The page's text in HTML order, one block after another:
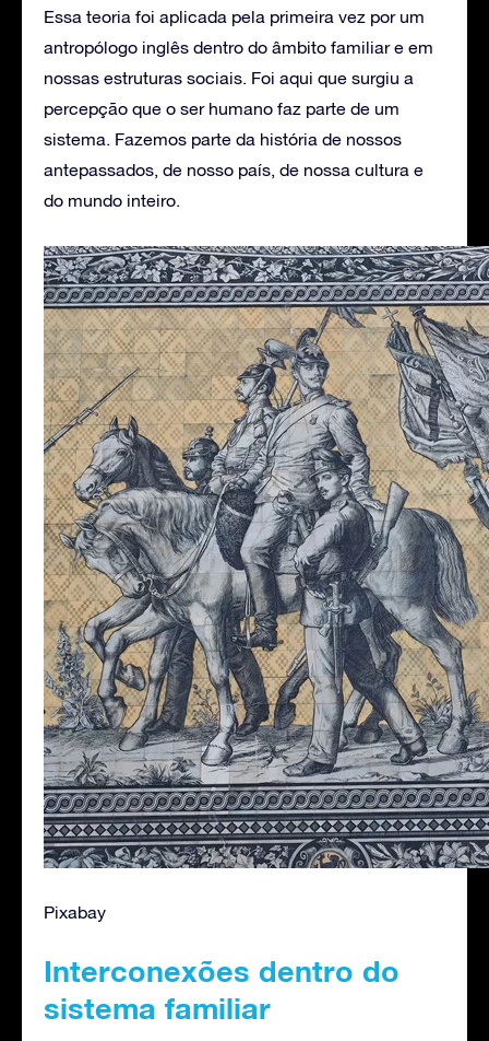
Essa teoria foi aplicada pela primeira vez por um
antropólogo inglês dentro do âmbito familiar e em
nossas estruturas sociais. Foi aqui que surgiu a
percepção que o ser humano faz parte de um
sistema. Fazemos parte da história de nossos
antepassados, de nosso país, de nossa cultura e
do mundo inteiro.
Pixabay
Interconexões dentro do
sistema familiar